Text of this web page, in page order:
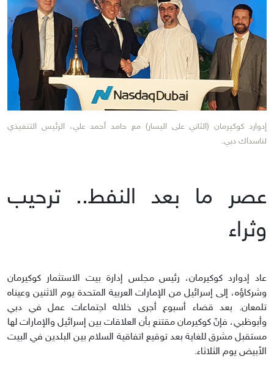
إدوارد كوكيرمان (الثاني على اليسار) مع حامد أحمد علي، الرئيس التنفيذي
لناسداك دبي.
عصر ما بعد النفط.. ترحيب
وثراء
عاد إدوارد كوكيرمان، رئيس مجلس إدارة بيت الاستثمار كوكيرمان
وشركاؤه، إلى إسرائيل من الإمارات العربية المتحدة يوم الاثنين وعيناه
تلمعان. بعد قضاء أسبوع أجرى خلاله اجتماعات عمل في دبي
وأبوظبي، فإنّ كوكيرمان مقتنع بأن العلاقات بين إسرائيل والإمارات لها
مستقبل مشرق للغاية بعد توقيع اتفاقية السلام بين البلدين في البيت
الأبيض يوم الثلاثاء.